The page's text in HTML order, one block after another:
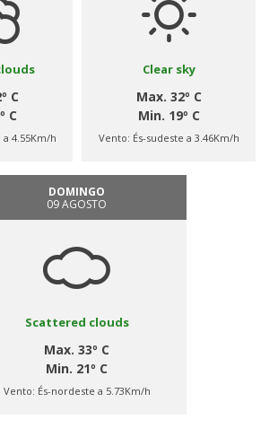
C
C
a 4.55Km/h
Clear sky
Max. 32º C
Min. 19º C
Vento: És-sudeste a 3.46Km/h
DOMINGO
09 AGOSTO
Scattered clouds
Max. 33º C
Min. 21º C
Vento: És-nordeste a 5.73Km/h